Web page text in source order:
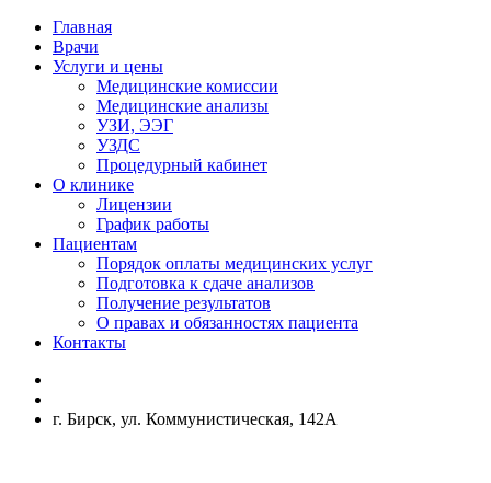
Главная
Врачи
Услуги и цены
Медицинские комиссии
Медицинские анализы
УЗИ, ЭЭГ
УЗДС
Процедурный кабинет
О клинике
Лицензии
График работы
Пациентам
Порядок оплаты медицинских услуг
Подготовка к сдаче анализов
Получение результатов
О правах и обязанностях пациента
Контакты
г. Бирск, ул. Коммунистическая, 142А